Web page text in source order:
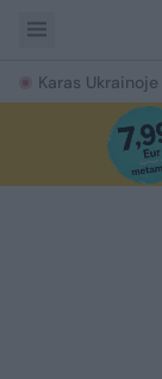
Karas Ukrainoje